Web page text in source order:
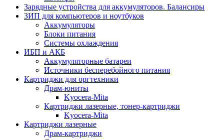
Зарядные устройства для аккумуляторов. Балансиры
ЗИП для компьютеров и ноутбуков
Аккумуляторы
Блоки питания
Системы охлаждения
ИБП и АКБ
Аккумуляторные батареи
Источники бесперебойного питания
Картриджи для оргтехники
Драм-юниты
Kyocera-Mita
Картриджи лазерные, тонер-картриджи
Kyocera-Mita
Картриджи лазерные
Драм-картриджи